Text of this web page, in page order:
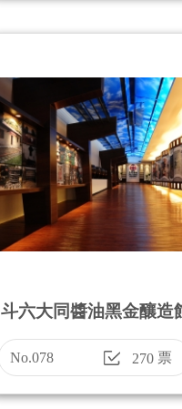
斗六大同醬油黑金釀造
工廠＋借問站）
No.078 270票